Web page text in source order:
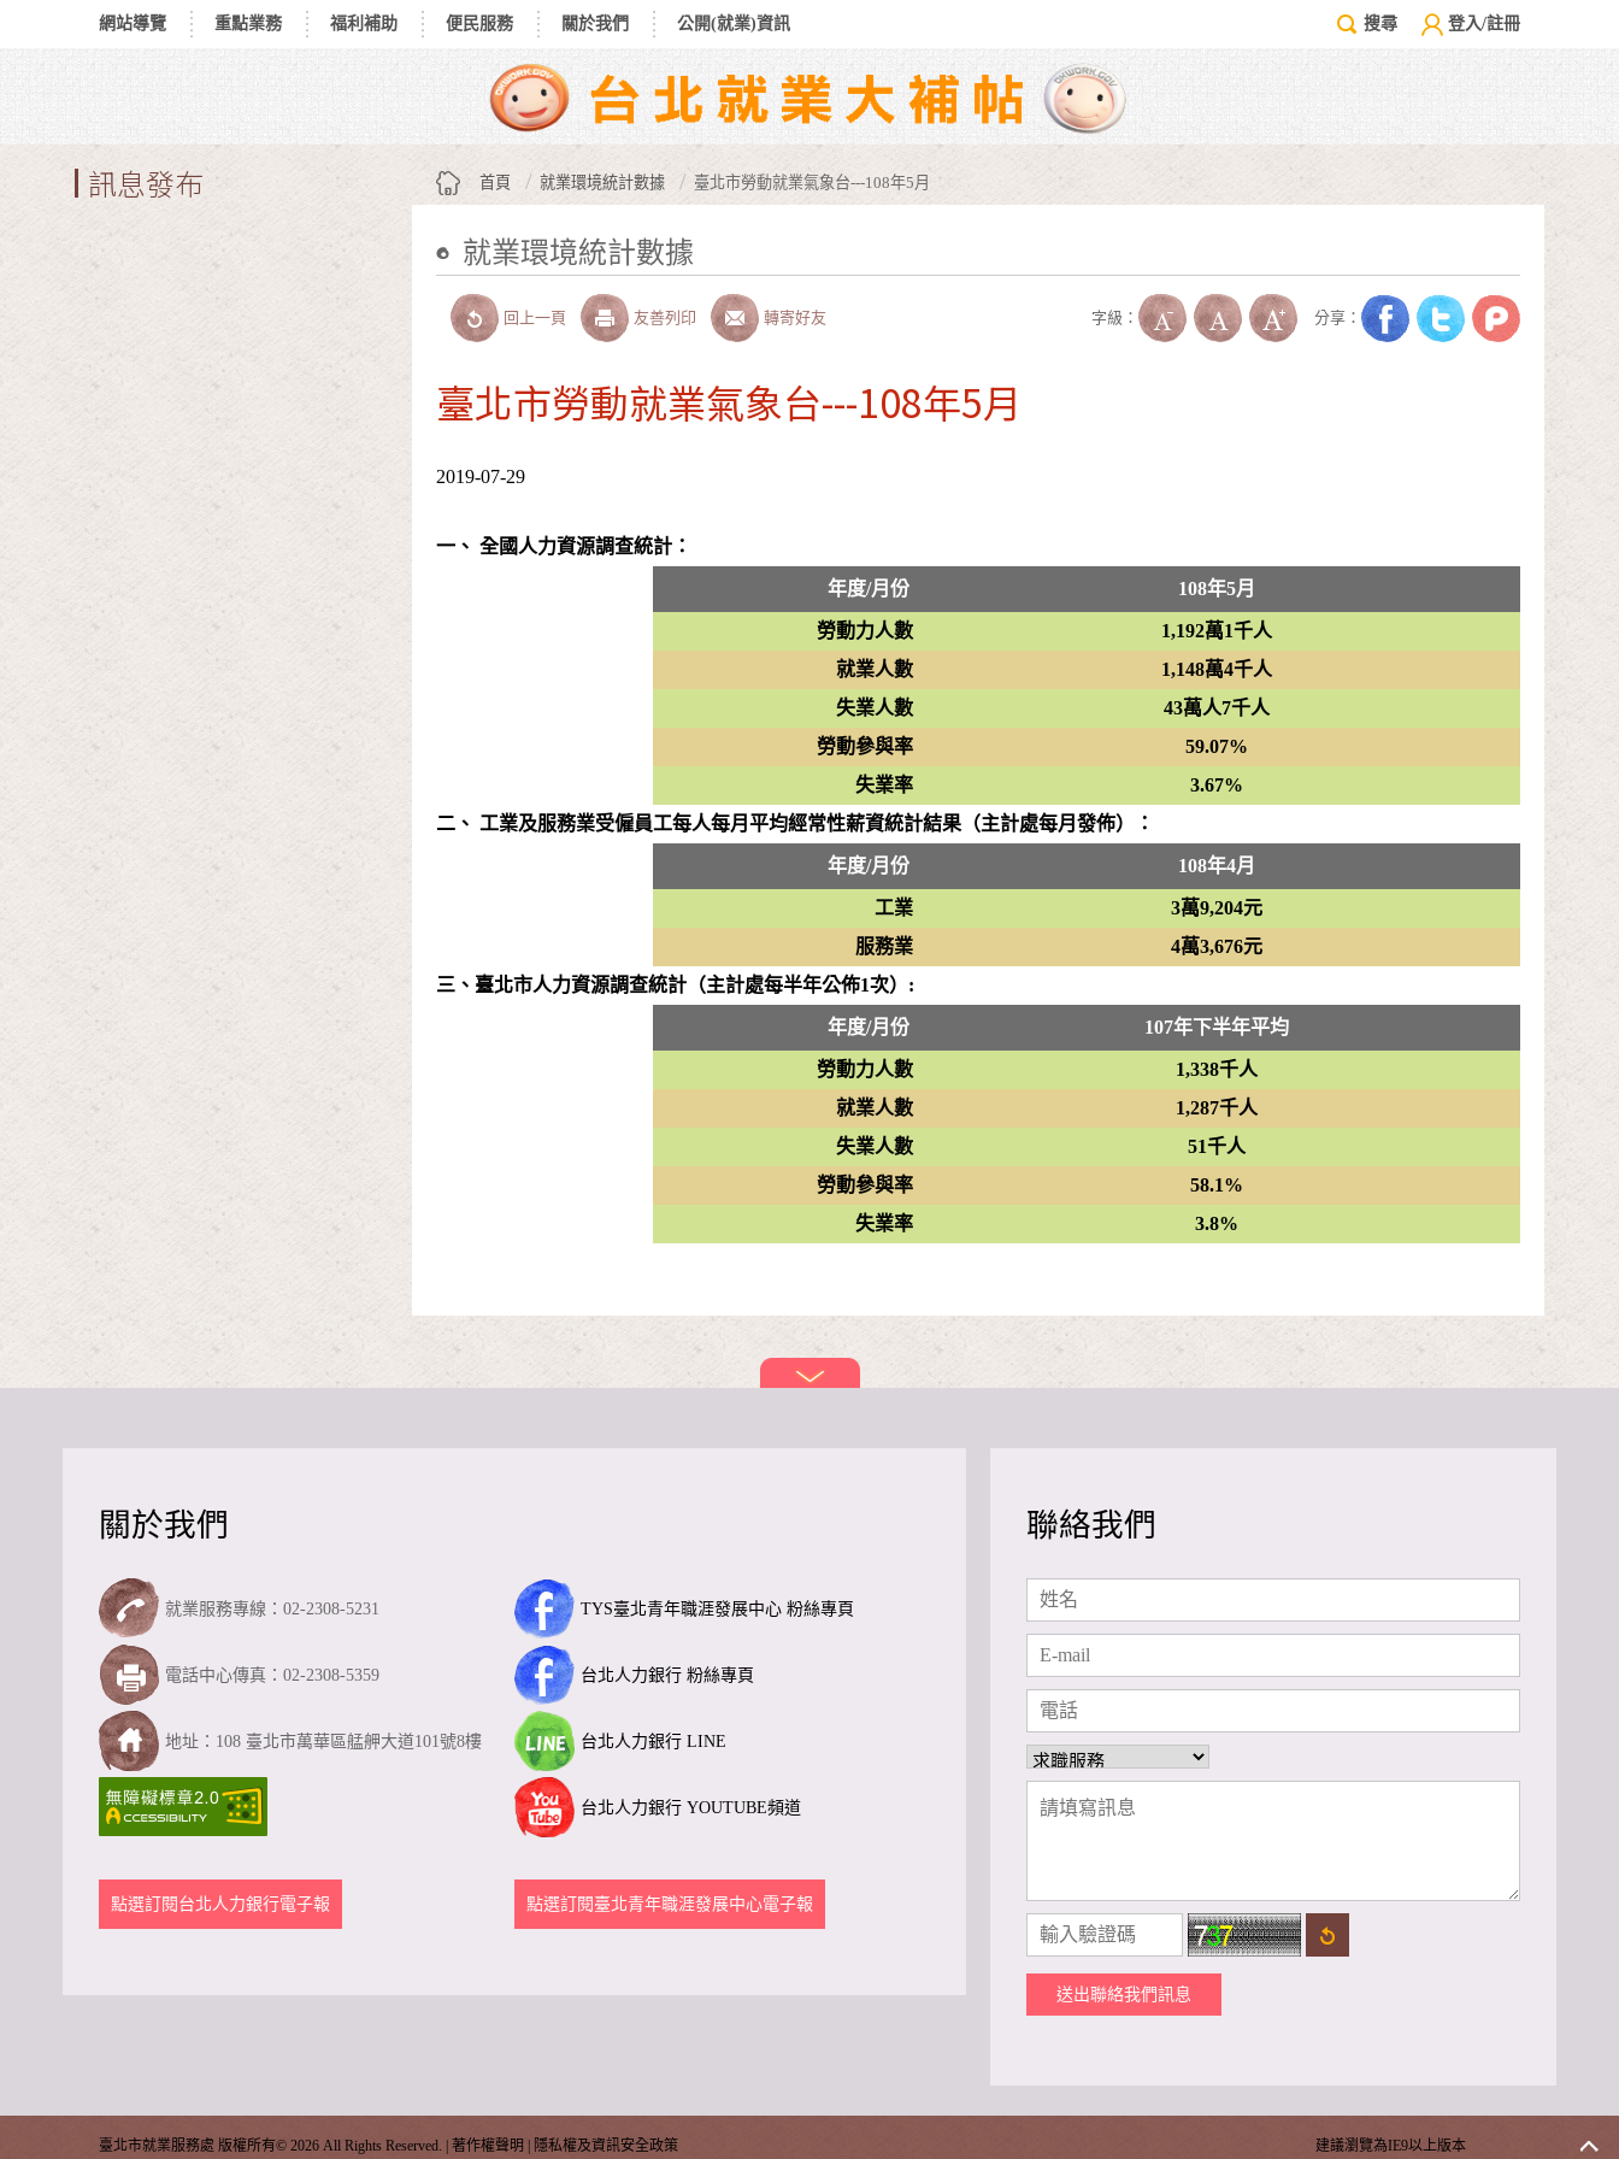
跳到主要內容區塊
網站導覽 重點業務 福利補助 便民服務 關於我們 公開(就業)資訊 搜尋 登入/註冊
訊息發布 首頁 就業環境統計數據 臺北市勞動就業氣象台---108年5月
就業環境統計數據
回上一頁 友善列印 轉寄好友 字級： 分享：
臺北市勞動就業氣象台---108年5月
2019-07-29
一、 全國人力資源調查統計：
年度/月份 108年5月
勞動力人數
1,192萬1千人
就業人數
1,148萬4千人
失業人數
43萬人7千人
勞動參與率
59.07%
失業率
3.67%
二、 工業及服務業受僱員工每人每月平均經常性薪資統計結果（主計處每月發佈）：
年度/月份 108年4月
工業
3萬9,204元
服務業
4萬3,676元
三、臺北市人力資源調查統計（主計處每半年公佈1次）:
年度/月份 107年下半年平均
勞動力人數
1,338千人
就業人數
1,287千人
失業人數
51千人
勞動參與率
58.1%
失業率
3.8%
關於我們
就業服務專線：02-2308-5231 TYS臺北青年職涯發展中心 粉絲專頁
電話中心傳真：02-2308-5359 台北人力銀行 粉絲專頁
地址：108 臺北市萬華區艋舺大道101號8樓 台北人力銀行 LINE
台北人力銀行 YOUTUBE頻道
點選訂閱台北人力銀行電子報 點選訂閱臺北青年職涯發展中心電子報
聯絡我們
送出聯絡我們訊息
臺北市就業服務處 版權所有© 2026 All Rights Reserved. | 著作權聲明 隱私權及資訊安全政策 建議瀏覽為IE9以上版本